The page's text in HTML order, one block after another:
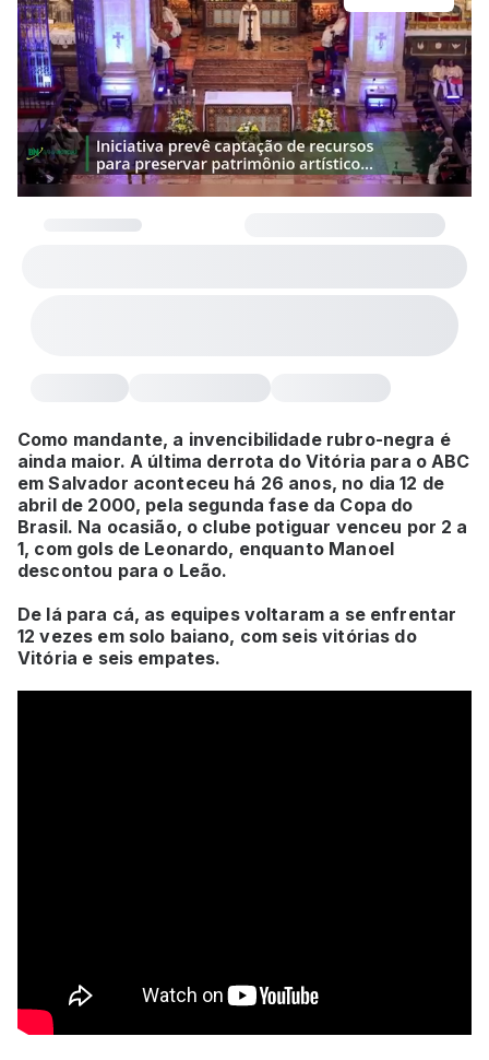
Como mandante, a invencibilidade rubro-negra é
ainda maior. A última derrota do Vitória para o ABC
em Salvador aconteceu há 26 anos, no dia 12 de
abril de 2000, pela segunda fase da Copa do
Brasil. Na ocasião, o clube potiguar venceu por 2 a
1, com gols de Leonardo, enquanto Manoel
descontou para o Leão.
De lá para cá, as equipes voltaram a se enfrentar
12 vezes em solo baiano, com seis vitórias do
Vitória e seis empates.